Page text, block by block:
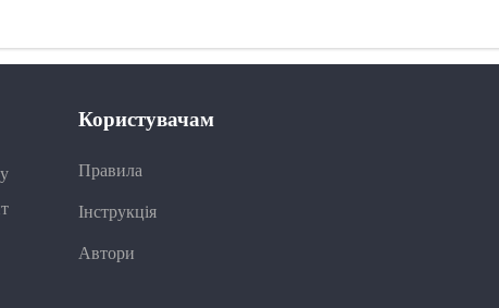
Користувачам
Правила
Інструкція
Автори